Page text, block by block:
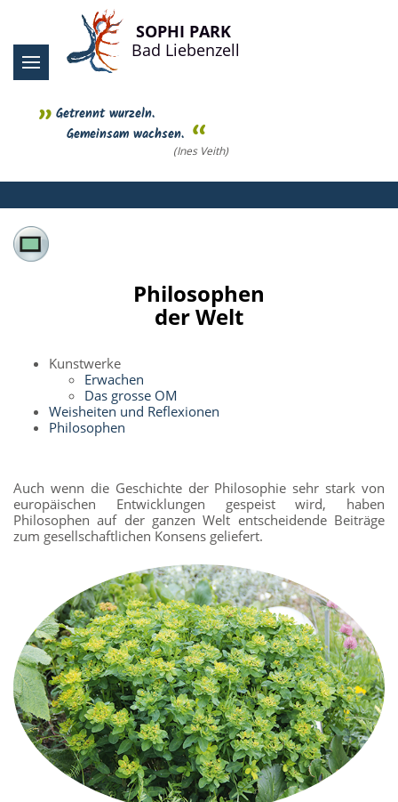
SOPHI PARK
Bad Liebenzell
Getrennt wurzeln.
Gemeinsam wachsen.
(Ines Veith)
Philosophen
der Welt
Kunstwerke
Erwachen
Das grosse OM
Weisheiten und Reflexionen
Philosophen
Auch wenn die Geschichte der Philosophie sehr stark von
europäischen Entwicklungen gespeist wird, haben
Philosophen auf der ganzen Welt entscheidende Beiträge
zum gesellschaftlichen Konsens geliefert.